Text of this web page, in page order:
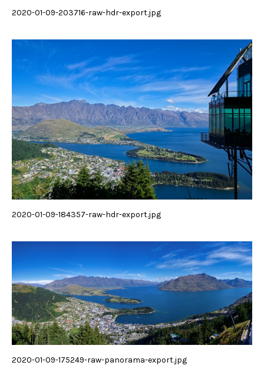
2020-01-09-203716-raw-hdr-export.jpg
2020-01-09-184357-raw-hdr-export.jpg
2020-01-09-175249-raw-panorama-export.jpg